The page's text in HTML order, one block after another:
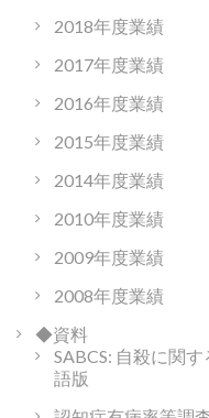
2018年度業績
2017年度業績
2016年度業績
2015年度業績
2014年度業績
2010年度業績
2009年度業績
2008年度業績
◆資料
SABCS: 自殺に関
語版